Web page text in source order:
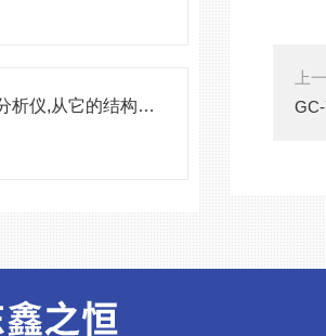
认识燃气热值分析仪,从它的结构和注意事项开始
上